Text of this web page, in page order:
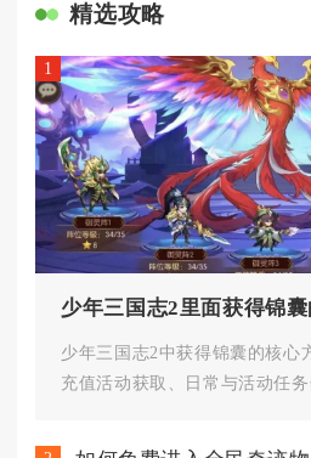
精选攻略
1
少年三国志2里面获得锦
少年三国志2中获得锦囊的核心
充值活动获取、日常与活动任务